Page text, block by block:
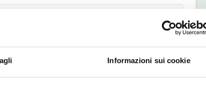
Informazioni sui cookie